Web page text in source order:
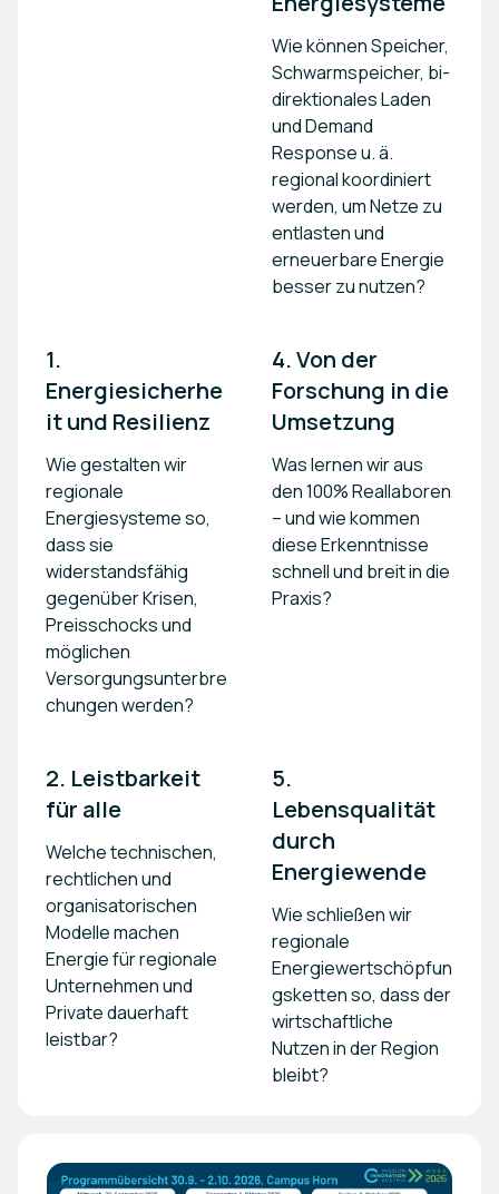
Wie können Speicher,
Schwarmspeicher, bi-
direktionales Laden
und Demand
Response u. ä.
regional koordiniert
werden, um Netze zu
entlasten und
erneuerbare Energie
besser zu nutzen?
1.
Energiesicherhe
it und Resilienz
Wie gestalten wir
regionale
Energiesysteme so,
dass sie
widerstandsfähig
gegenüber Krisen,
Preisschocks und
möglichen
Versorgungsunterbre
chungen werden?
4. Von der
Forschung in die
Umsetzung
Was lernen wir aus
den 100% Reallaboren
– und wie kommen
diese Erkenntnisse
schnell und breit in die
Praxis?
2. Leistbarkeit
für alle
Welche technischen,
rechtlichen und
organisatorischen
Modelle machen
Energie für regionale
Unternehmen und
Private dauerhaft
leistbar?
5.
Lebensqualität
durch
Energiewende
Wie schließen wir
regionale
Energiewertschöpfun
gsketten so, dass der
wirtschaftliche
Nutzen in der Region
bleibt?